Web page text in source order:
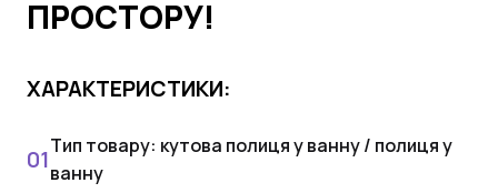
ПРОСТОРУ!
ХАРАКТЕРИСТИКИ:
Тип товару: кутова полиця у ванну / полиця у
ванну